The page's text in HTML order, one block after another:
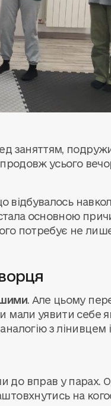
заняттям,
усього
основною
потребує не
. Але цьому
мали уявити себе
з лінивцем
до вправ у парах.
на